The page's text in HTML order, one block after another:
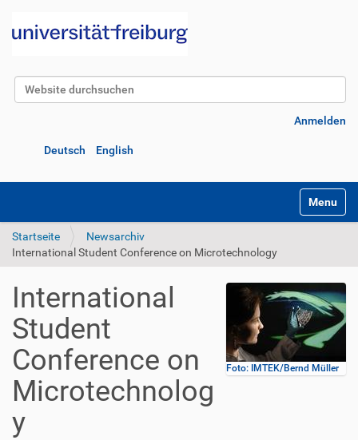
Website durchsuchen
Anmelden
Deutsch English
Startseite
Newsarchiv
International Student Conference on Microtechnology
Foto: IMTEK/Bernd Müller
International
Student
Conference on
Microtechnolog
y